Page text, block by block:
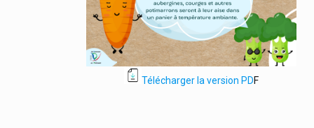
Télécharger la version PDF